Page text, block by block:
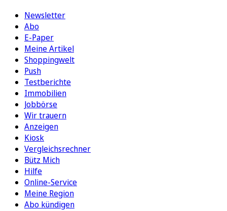
Newsletter
Abo
E-Paper
Meine Artikel
Shoppingwelt
Push
Testberichte
Immobilien
Jobbörse
Wir trauern
Anzeigen
Kiosk
Vergleichsrechner
Bütz Mich
Hilfe
Online-Service
Meine Region
Abo kündigen